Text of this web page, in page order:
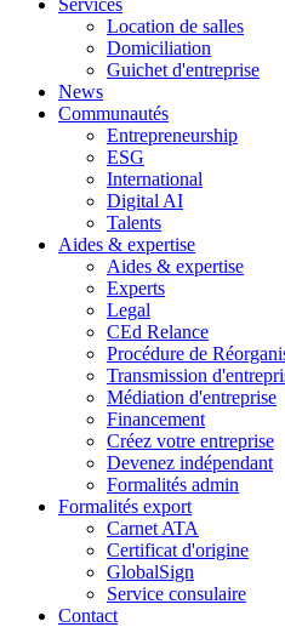
Location de salles
Domiciliation
Guichet d'entreprise
News
Communautés
Entrepreneurship
ESG
International
Digital AI
Talents
Aides & expertise
Aides & expertise
Experts
Legal
CEd Relance
Procédure de
Transmission
Médiation d'entreprise
Financement
Créez votre entreprise
Devenez indépendant
Formalités admin
Formalités export
Carnet ATA
Certificat d'origine
GlobalSign
Service consulaire
Contact